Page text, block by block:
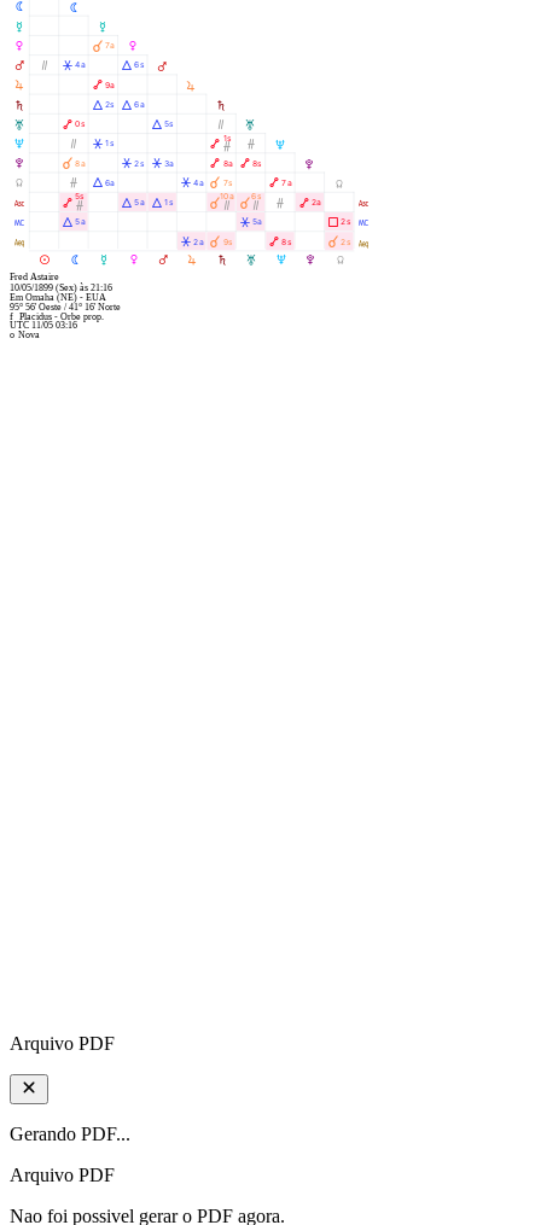
M
N
N
N
O
O
O
P
P
P
Q
Q
Q
R
R
R
S
S
S
T
T
T
U
U
U
V
V
V
Y
Y
Y
W
W
X
X
l
l
Ò Â 4a
Ä 0s
Ò
À 8a
Ó
Ä Ó
5s
Á 5a
À 7a
Ä 9a
Á 2s
Â 1s
Á 6a
Á 6s
Á 6a
Â 2s
Á 5a
Á 5s
Â 3a
Á 1s
Â 4a
Â 2a
Ò
Ä Ó
1s
Ä 8a
À 7s
À 9s
À Ò
10a
Ó
Ä 8s
À Ò
6s
Â 5a
Ä 7a
Ä 8s
Ó Ä 2a
À 2s
Ã 2s
Fred Astaire
10/05/1899 (Sex) às 21:16
EmOmaha (NE) - EUA
95° 56' Oeste /41° 16' Norte
f Placidus - Orbe prop.
UTC 11/05 03:16
Nova
o
Arquivo PDF
Gerando PDF...
Arquivo PDF
Nao foi possivel gerar o PDF agora.